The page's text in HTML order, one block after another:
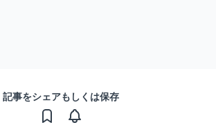
記事をシェアもしくは保存